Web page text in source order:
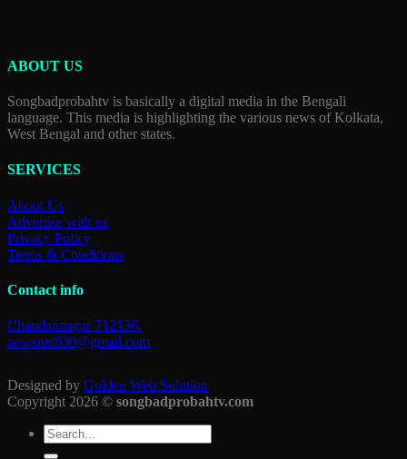
ABOUT US
Songbadprobahtv is basically a digital media in the Bengali
language. This media is highlighting the various news of Kolkata,
West Bengal and other states.
SERVICES
About Us
Advertise with us
Privacy Policy
Terms & Conditions
Contact info
Chandannagar 712136.
newsnet830@gmail.com
Designed by Golden Web Solution
Copyright 2026 © songbadprobahtv.com